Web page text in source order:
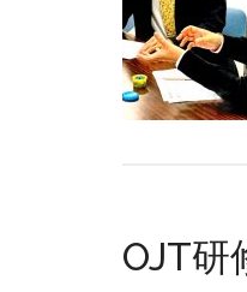
OJT研